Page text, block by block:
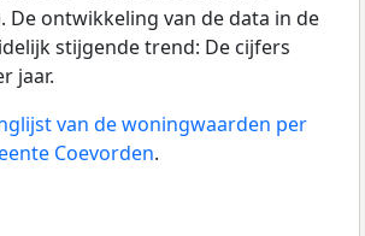
De ontwikkeling van de data in de
stijgende trend: De cijfers
jaar.
van de woningwaarden per
Coevorden.